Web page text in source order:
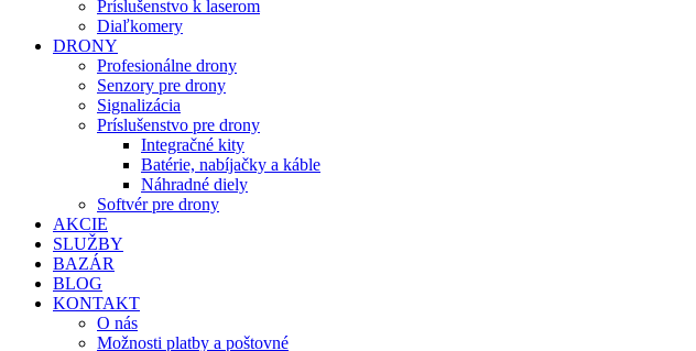
Príslušenstvo k laserom
Diaľkomery
DRONY
Profesionálne drony
Senzory pre drony
Signalizácia
Príslušenstvo pre drony
Integračné kity
Batérie, nabíjačky a káble
Náhradné diely
Softvér pre drony
AKCIE
SLUŽBY
BAZÁR
BLOG
KONTAKT
O nás
Možnosti platby a poštovné